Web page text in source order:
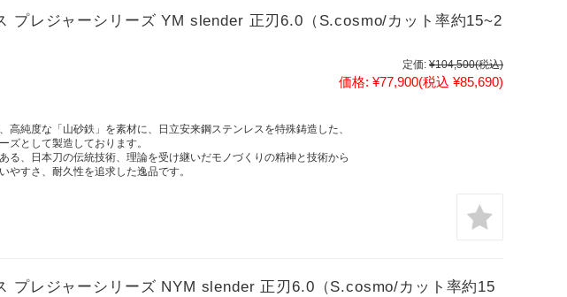
プレジャーシリーズ YM slender 正刃6.0（S.cosmo/カット率約15~2
定価: ¥104,500(税込)
価格: ¥77,900(税込 ¥85,690)
高純度な「山砂鉄」を素材に、日立安来鋼ステンレスを特殊鋳造した、
ズとして製造しております。
る、日本刀の伝統技術、理論を受け継いだモノづくりの精神と技術から
やすさ、耐久性を追求した逸品です。
プレジャーシリーズ NYM slender 正刃6.0（S.cosmo/カット率約15